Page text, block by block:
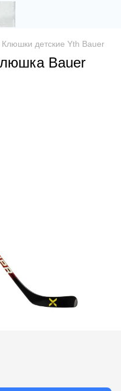
Клюшки детские Yth Bauer
Bauer